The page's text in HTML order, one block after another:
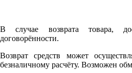
В случае возврата товара,
договорённости.
Возврат средств может
безналичному расчёту. Возможен